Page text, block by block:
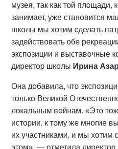
музея, так как той площади,
занимает, уже становится
школы мы хотим сделать
задействовать обе
экспозиции и выставочные
директор школы Ирина
Она добавила, что
только Великой
локальным войнам. «Это
истории, к тому же многие
их участниками, и мы хотим